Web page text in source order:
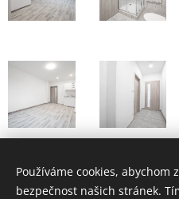
Používáme cookies,
bezpečnost našich stránek.